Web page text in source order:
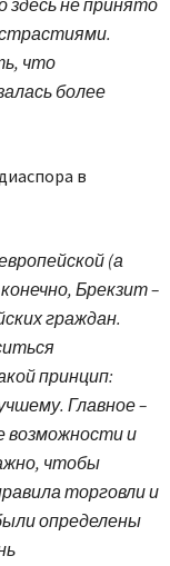
здесь не принято
что
более
в
(а
Брекзит –
граждан.
принцип:
Главное –
возможности и
чтобы
торговли и
определены